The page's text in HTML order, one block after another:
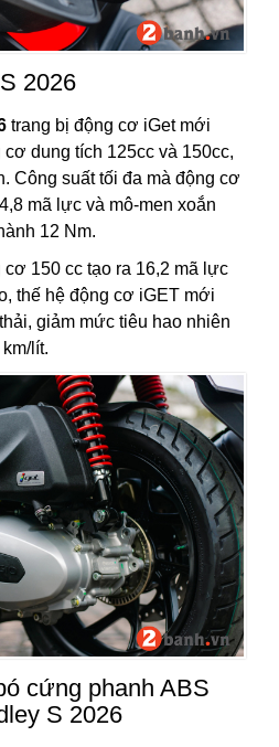
2026
trang bị động cơ iGet mới
dung tích 125cc và 150cc,
Công suất tối đa mà động cơ
mã lực và mô-men xoắn
12 Nm.
150 cc tạo ra 16,2 mã lực
thế hệ động cơ iGET mới
giảm mức tiêu hao nhiên
lít.
cứng phanh ABS
S 2026